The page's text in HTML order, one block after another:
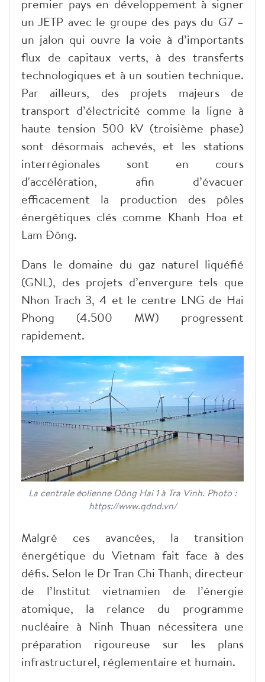
premier pays en développement à signer
un JETP avec le groupe des pays du G7 –
un jalon qui ouvre la voie à d’importants
flux de capitaux verts, à des transferts
technologiques et à un soutien technique.
Par ailleurs, des projets majeurs de
transport d’électricité comme la ligne à
haute tension 500 kV (troisième phase)
sont désormais achevés, et les stations
interrégionales sont en cours
d'accélération, afin d’évacuer
efficacement la production des pôles
énergétiques clés comme Khanh Hoa et
Lam Đông.
Dans le domaine du gaz naturel liquéfié
(GNL), des projets d’envergure tels que
Nhon Trach 3, 4 et le centre LNG de Hai
Phong (4.500 MW) progressent
rapidement.
La centrale éolienne Dông Hai 1 à Tra Vinh. Photo :
https://www.qdnd.vn/
Malgré ces avancées, la transition
énergétique du Vietnam fait face à des
défis. Selon le Dr Tran Chi Thanh, directeur
de l’Institut vietnamien de l’énergie
atomique, la relance du programme
nucléaire à Ninh Thuan nécessitera une
préparation rigoureuse sur les plans
infrastructurel, réglementaire et humain.